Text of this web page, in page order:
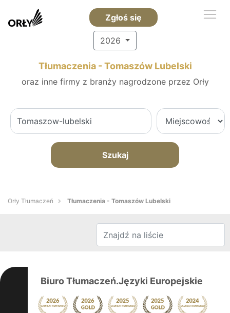
Zgłoś się
2026
Tłumaczenia - Tomaszów Lubelski
oraz inne firmy z branży nagrodzone przez Orły
Szukaj
Orły Tłumaczeń Tłumaczenia - Tomaszów Lubelski
Biuro Tłumaczeń.Języki Europejskie